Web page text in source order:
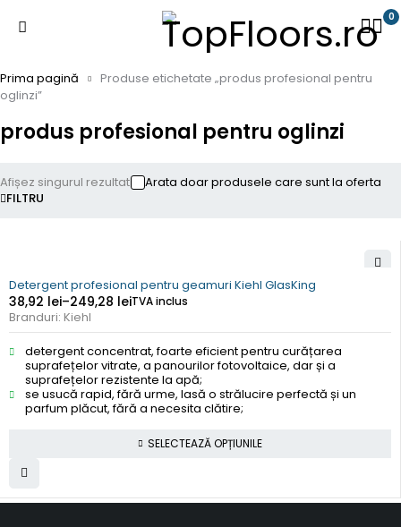
0
produs profesional pentru oglinzi
Prima pagină
Produse etichetate „produs profesional pentru
oglinzi”
FILTRU
Afișez singurul rezultat Arata doar produsele care sunt la oferta
Detergent profesional pentru geamuri Kiehl GlasKing
38,92 lei–249,28 leiTVA inclus
Branduri: Kiehl
detergent concentrat, foarte eficient pentru curățarea
suprafețelor vitrate, a panourilor fotovoltaice, dar și a
suprafețelor rezistente la apă;
se usucă rapid, fără urme, lasă o strălucire perfectă și un
parfum plăcut, fără a necesita clătire;
SELECTEAZĂ OPȚIUNILE